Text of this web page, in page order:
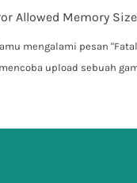
Allowed Memory
mengalami pesan
upload sebuah